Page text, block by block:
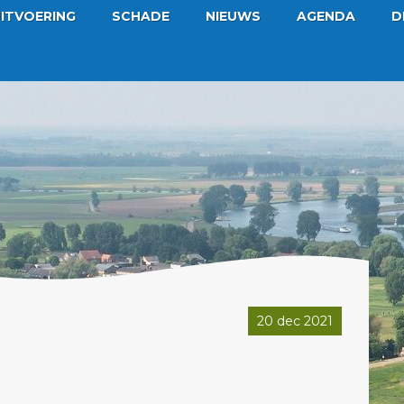
SCHADE NIEUWS AGENDA
20 dec 2021